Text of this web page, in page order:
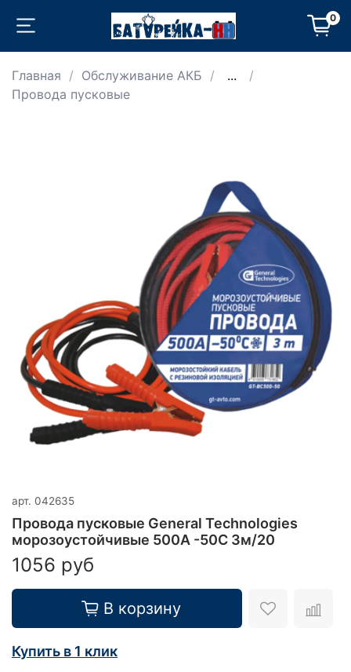
0
Главная Обслуживание АКБ
...
Провода пусковые
арт. 042635
Провода пусковые General Technologies
морозоустойчивые 500A -50С 3м/20
1056 руб
В корзину
Купить в 1 клик